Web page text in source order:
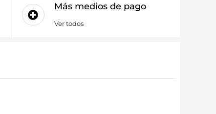
Más medios de pago
Ver todos